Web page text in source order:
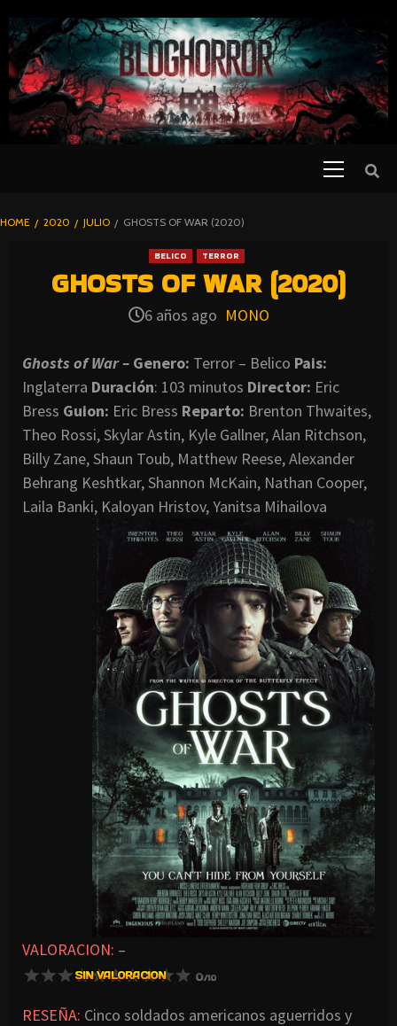
TO
CONTENT
BLOGHORROR
HOME 2020 JULIO GHOSTS OF WAR (2020)
BELICO TERROR
GHOSTS OF WAR (2020)
6 años ago MONO
Ghosts of War – Genero: Terror – Belico Pais:
Inglaterra Duración: 103 minutos Director: Eric
Bress Guion: Eric Bress Reparto: Brenton Thwaites,
Theo Rossi, Skylar Astin, Kyle Gallner, Alan Ritchson,
Billy Zane, Shaun Toub, Matthew Reese, Alexander
Behrang Keshtkar, Shannon McKain, Nathan Cooper,
Laila Banki, Kaloyan Hristov, Yanitsa Mihailova
VALORACION: –
RESEÑA: Cinco soldados americanos aguerridos y